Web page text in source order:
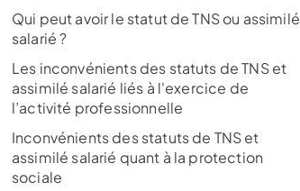
Qui peut avoir le statut de TNS ou assimilé
salarié ?
Les inconvénients des statuts de TNS et
assimilé salarié liés à l'exercice de
l’activité professionnelle
Inconvénients des statuts de TNS et
assimilé salarié quant à la protection
sociale